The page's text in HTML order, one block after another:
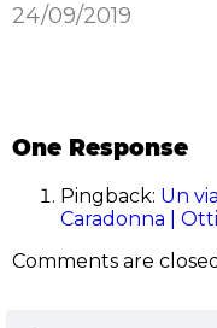
24/09/2019
One Response
Pingback: Un
Caradonna |
Comments are